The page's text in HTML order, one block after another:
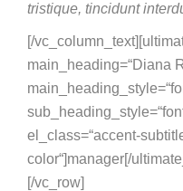
tristique, tincidunt
[/vc_column_text]
main_heading=“Diana
el_class=“accent-
color“]manager[/
[/vc_row]